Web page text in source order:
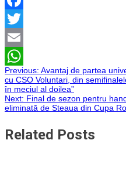
Facebook
Twitter
Email
WhatsApp
Navigare
în
Previous: Avantaj de partea
cu CSO Voluntari, din
în meciul al doilea”
Next: Final de sezon pentru
eliminată de Steaua din Cupa
Related Posts